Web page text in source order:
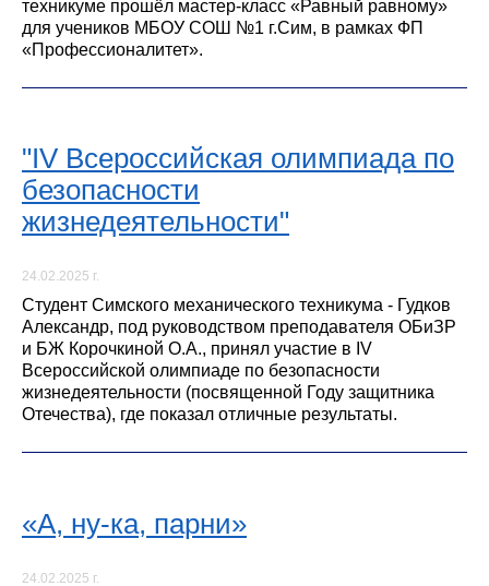
техникуме прошёл мастер-класс «Равный равному»
для учеников МБОУ СОШ №1 г.Сим, в рамках ФП
«Профессионалитет».
"IV Всероссийская олимпиада по
безопасности
жизнедеятельности"
24.02.2025 г.
Студент Симского механического техникума - Гудков
Александр, под руководством преподавателя ОБиЗР
и БЖ Корочкиной О.А., принял участие в IV
Всероссийской олимпиаде по безопасности
жизнедеятельности (посвященной Году защитника
Отечества), где показал отличные результаты.
«А, ну-ка, парни»
24.02.2025 г.